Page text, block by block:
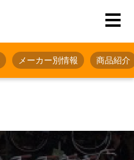
メーカー別情報 商品紹介